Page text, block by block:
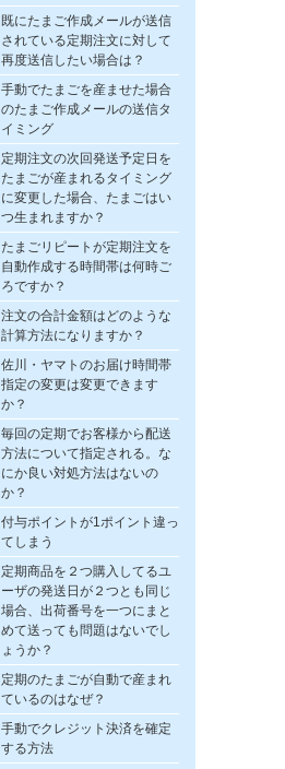
既にたまご作成メールが送信
されている定期注文に対して
再度送信したい場合は？
手動でたまごを産ませた場合
のたまご作成メールの送信タ
イミング
定期注文の次回発送予定日を
たまごが産まれるタイミング
に変更した場合、たまごはい
つ生まれますか？
たまごリピートが定期注文を
自動作成する時間帯は何時ご
ろですか？
注文の合計金額はどのような
計算方法になりますか？
佐川・ヤマトのお届け時間帯
指定の変更は変更できます
か？
毎回の定期でお客様から配送
方法について指定される。な
にか良い対処方法はないの
か？
付与ポイントが1ポイント違っ
てしまう
定期商品を２つ購入してるユ
ーザの発送日が２つとも同じ
場合、出荷番号を一つにまと
めて送っても問題はないでし
ょうか？
定期のたまごが自動で産まれ
ているのはなぜ？
手動でクレジット決済を確定
する方法